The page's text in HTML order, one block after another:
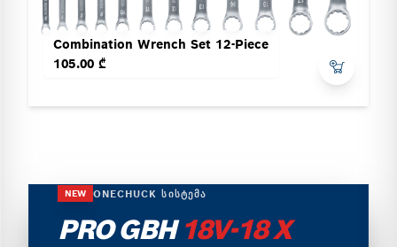
Combination Wrench Set 12-Piece
105.00 ₾
NEW ONECHUCK ᲡᲘᲡᲢᲔᲛᲐ
PRO GBH18V-18 X